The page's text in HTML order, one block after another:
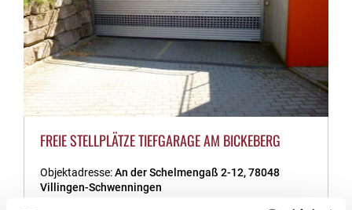
FREIE STELLPLÄTZE TIEFGARAGE AM BICKEBERG
Objektadresse:An der Schelmengaß 2-12, 78048
Villingen-Schwenningen